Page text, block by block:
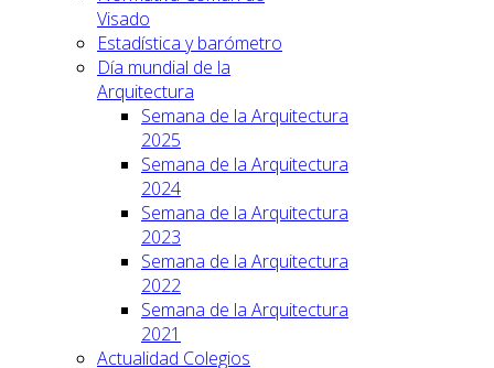
Visado
Estadística y barómetro
Día mundial de la
Arquitectura
Semana de la Arquitectura
2025
Semana de la Arquitectura
2024
Semana de la Arquitectura
2023
Semana de la Arquitectura
2022
Semana de la Arquitectura
2021
Actualidad Colegios